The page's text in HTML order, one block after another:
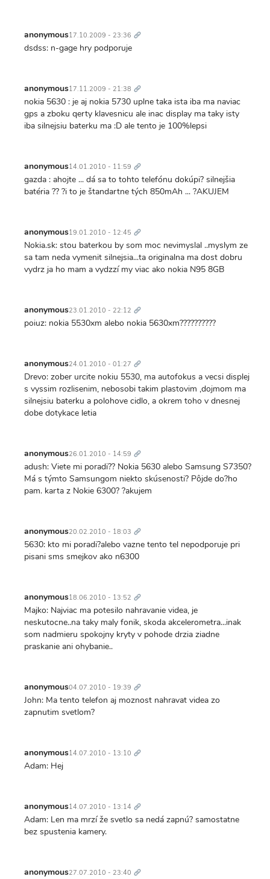
anonymous17.10.2009 - 23:36 odkaz
dsdss: n-gage hry podporuje
anonymous17.11.2009 - 21:38 odkaz
nokia 5630 : je aj nokia 5730 uplne taka ista iba ma naviac
gps a zboku qerty klavesnicu ale inac display ma taky isty
iba silnejsiu baterku ma :D ale tento je 100%lepsi
anonymous14.01.2010 - 11:59 odkaz
gazda : ahojte ... dá sa to tohto telefónu dokúpi? silnejšia
batéria ?? ?i to je štandartne tých 850mAh ... ?AKUJEM
anonymous19.01.2010 - 12:45 odkaz
Nokia.sk: stou baterkou by som moc nevimyslal ..myslym ze
sa tam neda vymenit silnejsia...ta originalna ma dost dobru
vydrz ja ho mam a vydzzí my viac ako nokia N95 8GB
anonymous23.01.2010 - 22:12 odkaz
poiuz: nokia 5530xm alebo nokia 5630xm??????????
anonymous24.01.2010 - 01:27 odkaz
Drevo: zober urcite nokiu 5530, ma autofokus a vecsi displej
s vyssim rozlisenim, nebosobi takim plastovim ,dojmom ma
silnejsiu baterku a polohove cidlo, a okrem toho v dnesnej
dobe dotykace letia
anonymous26.01.2010 - 14:59 odkaz
adush: Viete mi poradi?? Nokia 5630 alebo Samsung S7350?
Má s týmto Samsungom niekto skúsenosti? Pôjde do?ho
pam. karta z Nokie 6300? ?akujem
anonymous20.02.2010 - 18:03 odkaz
5630: kto mi poradi?alebo vazne tento tel nepodporuje pri
pisani sms smejkov ako n6300
anonymous18.06.2010 - 13:52 odkaz
Majko: Najviac ma potesilo nahravanie videa, je
neskutocne..na taky maly fonik, skoda akcelerometra...inak
som nadmieru spokojny kryty v pohode drzia ziadne
praskanie ani ohybanie..
anonymous04.07.2010 - 19:39 odkaz
John: Ma tento telefon aj moznost nahravat videa zo
zapnutim svetlom?
anonymous14.07.2010 - 13:10 odkaz
Adam: Hej
anonymous14.07.2010 - 13:14 odkaz
Adam: Len ma mrzí že svetlo sa nedá zapnú? samostatne
bez spustenia kamery.
anonymous27.07.2010 - 23:40 odkaz